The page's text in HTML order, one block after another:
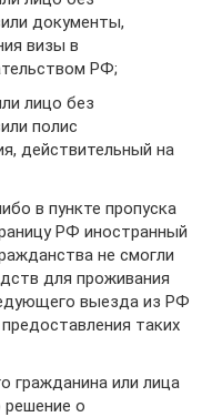
документы,
визы в
РФ;
лицо без
полис
действительный на
в пункте пропуска
РФ иностранный
не смогли
для проживания
выезда из РФ
таких
гражданина или лица
решение о